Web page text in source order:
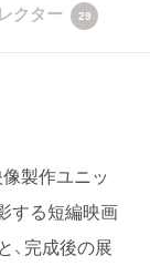
クター 29
製作ユニッ
する短編映画
、完成後の展